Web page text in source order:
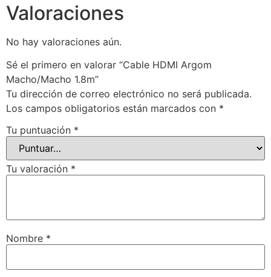
Valoraciones
No hay valoraciones aún.
Sé el primero en valorar “Cable HDMI Argom
Macho/Macho 1.8m”
Tu dirección de correo electrónico no será publicada.
Los campos obligatorios están marcados con *
Tu puntuación *
Tu valoración *
Nombre *